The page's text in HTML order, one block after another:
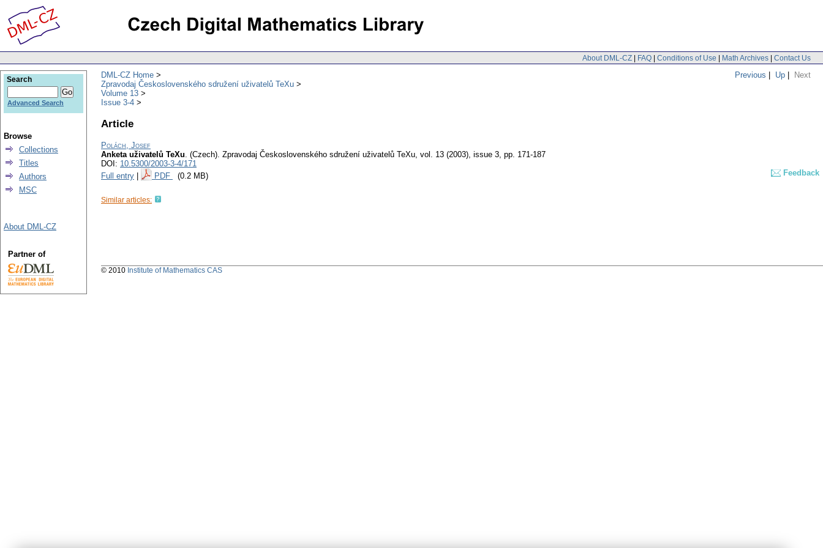
About DML-CZ | FAQ | Conditions of Use | Math Archives | Contact Us
Previous | Up | Next
DML-CZ Home
Zpravodaj Československého sdružení uživatelů TeXu
Volume 13
Issue 3-4
Article
Polách, Josef
Anketa uživatelů TeXu. (Czech). Zpravodaj Československého sdružení uživatelů TeXu, vol. 13 (2003), issue 3, pp. 171-187
DOI: 10.5300/2003-3-4/171
Full entry
PDF (0.2 MB) Feedback
Similar articles:
Search
Advanced Search
Browse
Collections
Titles
Authors
MSC
About DML-CZ
Partner of
© 2010 Institute of Mathematics CAS